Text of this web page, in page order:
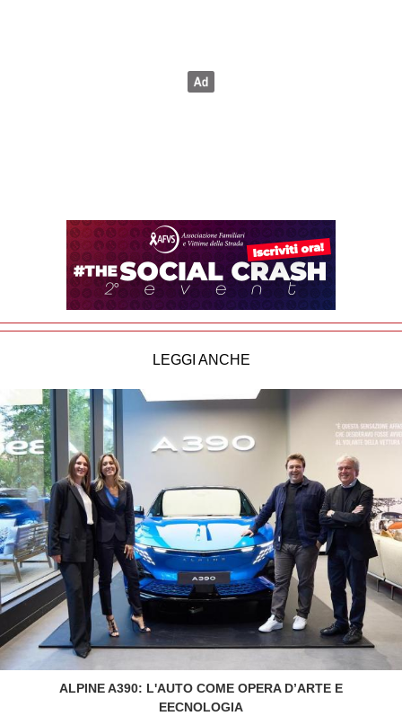
LEGGI ANCHE
ALPINE A390: L'AUTO COME OPERA D’ARTE E
EECNOLOGIA